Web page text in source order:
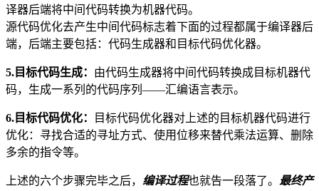
译器后端将中间代码转换为机器代码。
源代码优化去产生中间代码标志着下面的过程都属于编译器后
端，后端主要包括：代码生成器和目标代码优化器。
5.目标代码生成： 由代码生成器将中间代码转换成目标机器代
码，生成一系列的代码序列——汇编语言表示。
6.目标代码优化：
目标代码优化器对上述的目标机器代码进行
优化：寻找合适的寻址方式、使用位移来替代乘法运算、删除
多余的指令等。
上述的六个步骤完毕之后， 编译过程也就告一段落了。 最终产